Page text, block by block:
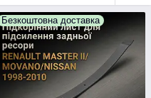
Безкоштовна доставка